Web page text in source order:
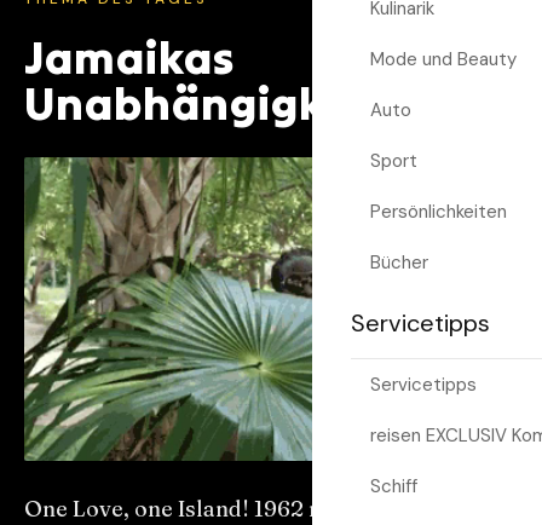
Kulinarik
Mode und Beauty
Auto
Sport
Persönlichkeiten
Bücher
Servicetipps
Servicetipps
reisen EXCLUSIV
Schiff
Jamaikas
Unabhängigkeitstag
One Love, one Island! 1962 machte sich